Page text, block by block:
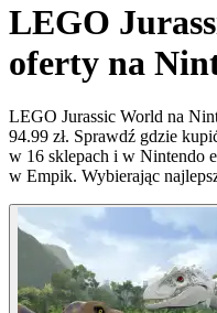
LEGO
oferty na
LEGO Jurassic World na
94.99 zł. Sprawdź gdzie
w 16 sklepach i w Nintendo
w Empik. Wybierając